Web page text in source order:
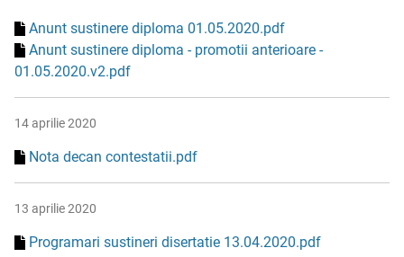
Anunt sustinere diploma 01.05.2020.pdf
Anunt sustinere diploma - promotii anterioare -
01.05.2020.v2.pdf
14 aprilie 2020
Nota decan contestatii.pdf
13 aprilie 2020
Programari sustineri disertatie 13.04.2020.pdf